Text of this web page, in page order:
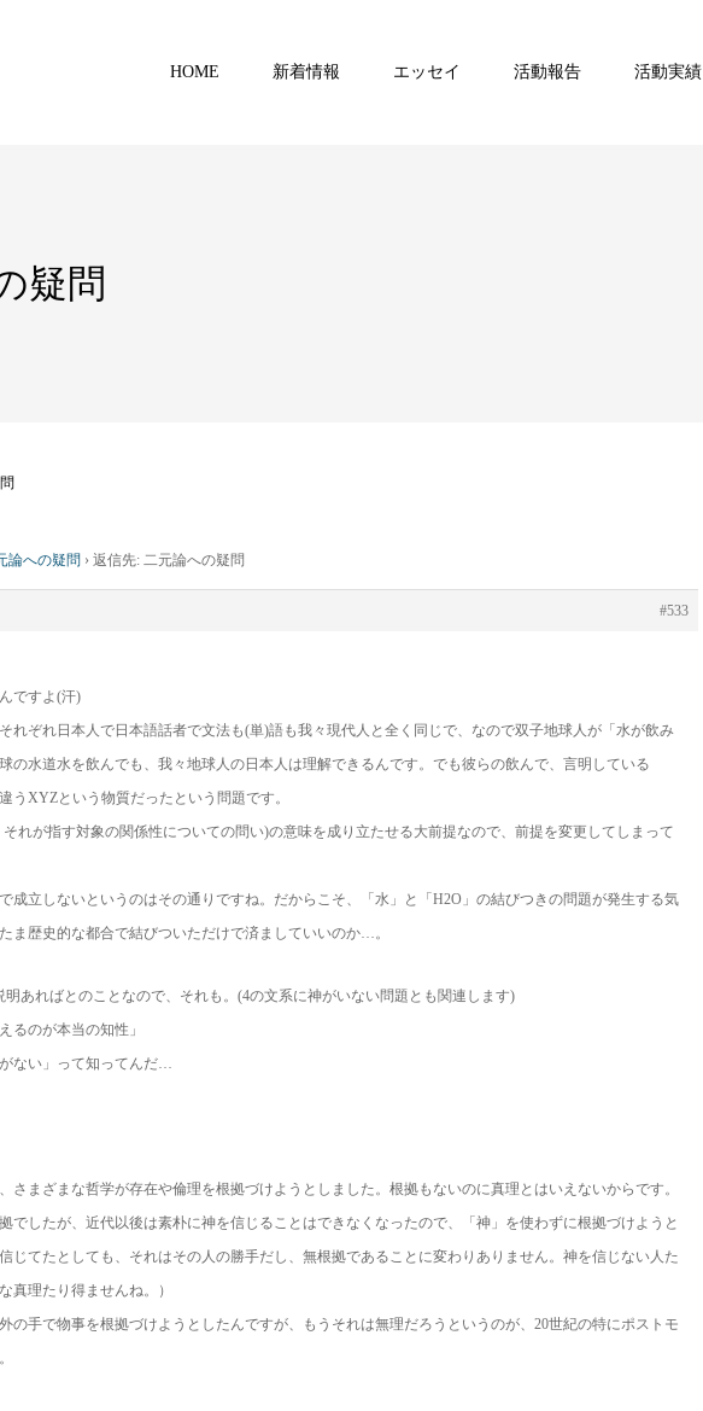
HOME 新着情報 エッセイ 活動報告 活動実績
疑問
論への疑問 › 返信先: 二元論への疑問
#533
ですよ(汗)
れぞれ日本人で日本語話者で文法も(単)語も我々現代人と全く同じで、なので双子地球人が「水が飲み
の水道水を飲んでも、我々地球人の日本人は理解できるんです。でも彼らの飲んで、言明している
うXYZという物質だったという問題です。
れが指す対象の関係性についての問い)の意味を成り立たせる大前提なので、前提を変更してしまって
成立しないというのはその通りですね。だからこそ、「水」と「H2O」の結びつきの問題が発生する気
ま歴史的な都合で結びついただけで済ましていいのか…。
明あればとのことなので、それも。(4の文系に神がいない問題とも関連します)
るのが本当の知性」
ない」って知ってんだ…
さまざまな哲学が存在や倫理を根拠づけようとしました。根拠もないのに真理とはいえないからです。
でしたが、近代以後は素朴に神を信じることはできなくなったので、「神」を使わずに根拠づけようと
じてたとしても、それはその人の勝手だし、無根拠であることに変わりありません。神を信じない人た
真理たり得ませんね。）
の手で物事を根拠づけようとしたんですが、もうそれは無理だろうというのが、20世紀の特にポストモ